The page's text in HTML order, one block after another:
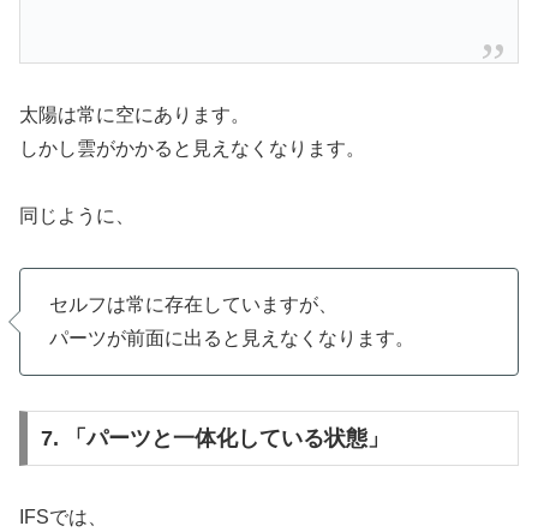
太陽は常に空にあります。
しかし雲がかかると見えなくなります。
同じように、
セルフは常に存在していますが、
パーツが前面に出ると見えなくなります。
7. 「パーツと一体化している状態」
IFSでは、